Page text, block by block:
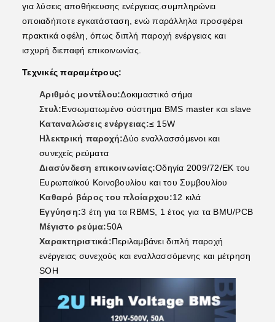
για λύσεις αποθήκευσης ενέργειας.συμπληρώνει
οποιαδήποτε εγκατάσταση, ενώ παράλληλα προσφέρει
πρακτικά οφέλη, όπως διπλή παροχή ενέργειας και
ισχυρή διεπαφή επικοινωνίας.
Τεχνικές παραμέτρους:
Αριθμός μοντέλου:Δοκιμαστικό σήμα
Στυλ:Ενσωματωμένο σύστημα BMS master και slave
Καταναλώσεις ενέργειας:≤ 15W
Ηλεκτρική παροχή:Δύο εναλλασσόμενοι και
συνεχείς ρεύματα
Διασύνδεση επικοινωνίας:Οδηγία 2009/72/ΕΚ του
Ευρωπαϊκού Κοινοβουλίου και του Συμβουλίου
Καθαρό βάρος του πλοίαρχου:12 κιλά
Εγγύηση:3 έτη για τα RBMS, 1 έτος για τα BMU/PCB
Μέγιστο ρεύμα:50Α
Χαρακτηριστικά:Περιλαμβάνει διπλή παροχή
ενέργειας συνεχούς και εναλλασσόμενης και μέτρηση
SOH